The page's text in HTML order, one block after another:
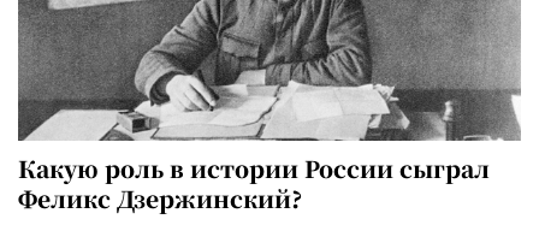
Какую роль в истории России сыграл
Феликс Дзержинский?